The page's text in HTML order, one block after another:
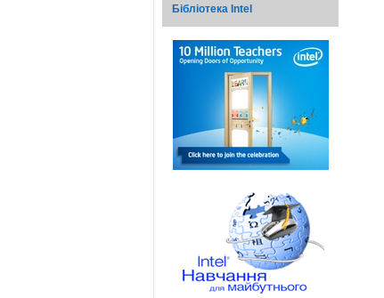
Бібліотека Intel